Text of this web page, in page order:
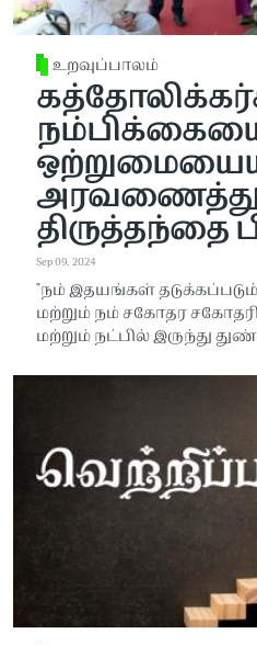
உறவுப்பாலம்
திருத்தந்தை
Sep 09, 2024
"நம் இதயங்கள்
மற்றும் நம் சகோதர
மற்றும் நட்பில் இருந்து